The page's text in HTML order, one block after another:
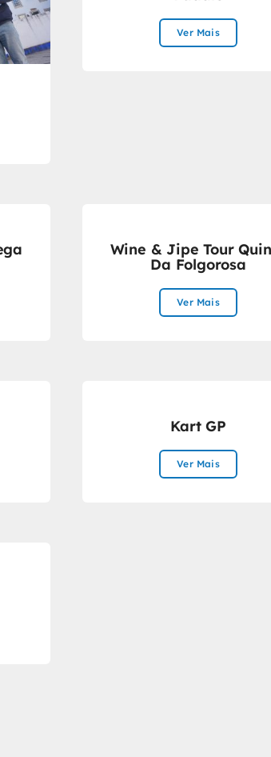
Ver Mais
Wine & Jipe Tour
Da Folgorosa
Ver Mais
Kart GP
Ver Mais